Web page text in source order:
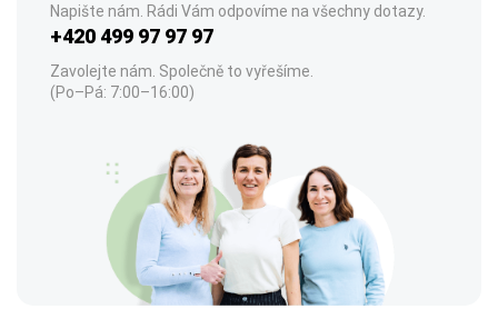
Napište nám. Rádi Vám odpovíme na všechny dotazy.
+420 499 97 97 97
Zavolejte nám. Společně to vyřešíme.
(Po–Pá: 7:00–16:00)